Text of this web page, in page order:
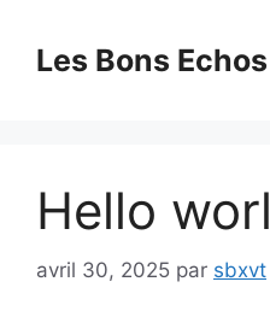
contenuLes Bons Echos
Hello
avril 30, 2025 par sbxvt